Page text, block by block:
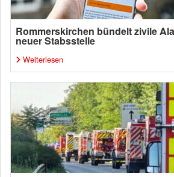
Rommerskirchen bündelt zivile
neuer Stabsstelle
Weiterlesen